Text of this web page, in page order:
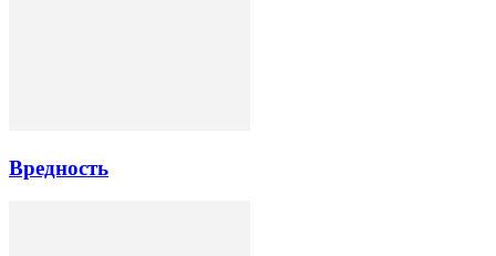
Вредность